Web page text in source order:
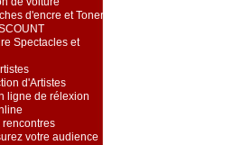
d'encre et Toners
Spectacles et
d'Artistes
ligne de rélexion
rencontres